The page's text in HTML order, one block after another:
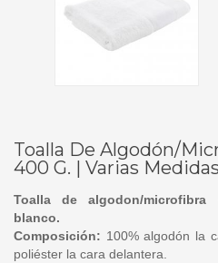
Toalla De Algodón/
400 G. | Varias Medidas
Toalla de algodon/
blanco.
Composición: 100% algodón la
poliéster la cara delantera.